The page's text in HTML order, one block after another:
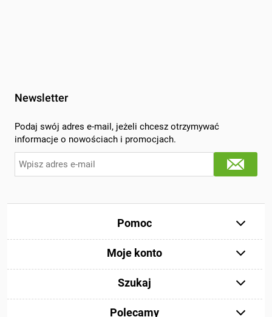
Newsletter
Podaj swój adres e-mail, jeżeli chcesz otrzymywać
informacje o nowościach i promocjach.
Pomoc
Moje konto
Szukaj
Polecamy